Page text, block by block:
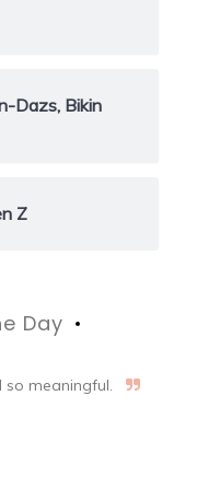
Dazs, Bikin
Z
Day
meaningful.